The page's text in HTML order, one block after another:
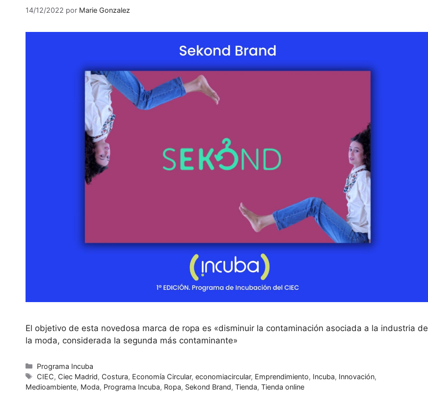
14/12/2022 por Marie Gonzalez
El objetivo de esta novedosa marca de ropa es «disminuir la contaminación asociada a la industria de
la moda, considerada la segunda más contaminante»
Programa Incuba
CIEC, Ciec Madrid, Costura, Economía Circular,economiacircular, Emprendimiento, Incuba, Innovación,
Medioambiente, Moda, Programa Incuba, Ropa, Sekond Brand, Tienda, Tienda online